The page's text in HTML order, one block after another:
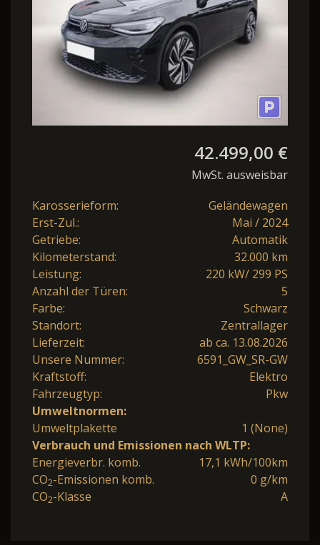
42.499,00 €
MwSt. ausweisbar
Karosserieform:
Geländewagen
Erst-Zul.:
Mai / 2024
Getriebe:
Automatik
Kilometerstand:
32.000 km
Leistung:
220 kW/ 299 PS
Anzahl der Türen:
5
Farbe:
Schwarz
Standort:
Zentrallager
Lieferzeit:
ab ca. 13.08.2026
Unsere Nummer:
6591_GW_SR-GW
Kraftstoff:
Elektro
Fahrzeugtyp:
Pkw
Umweltnormen:
Umweltplakette
1 (None)
Verbrauch und Emissionen nach WLTP:
Energieverbr. komb.
17,1 kWh/100km
CO2-Emissionen komb.
0 g/km
CO2-Klasse A